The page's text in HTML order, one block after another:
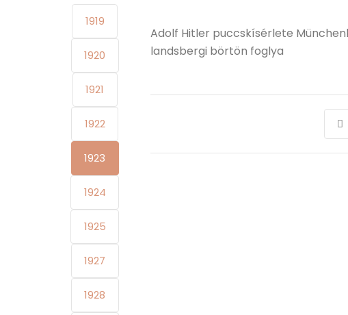
1919
1920
1921
1922
1923
1924
1925
1927
1928
Adolf Hitler puccskísérlete
landsbergi börtön foglya